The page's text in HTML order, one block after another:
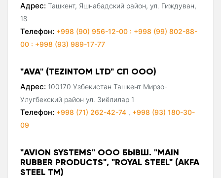
Адрес: Ташкент, Яшнабадский район, ул. Гиждуван,
18
Телефон: +998 (90) 956-12-00 : +998 (99) 802-88-
00 : +998 (93) 989-17-77
"AVA" (TEZINTOM LTD" СП ООО)
Адрес: 100170 Узбекистан Ташкент Мирзо-
Улугбекский район ул. Зиёлилар 1
Телефон: +998 (71) 262-42-74 , +998 (93) 180-30-
09
"AVION SYSTEMS" ООО БЫВШ. "MAIN
RUBBER PRODUCTS", "ROYAL STEEL" (AKFA
STEEL ТМ)